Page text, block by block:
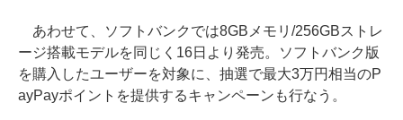
あわせて、ソフトバンクでは8GBメモリ/256GBストレ
ージ搭載モデルを同じく16日より発売。ソフトバンク版
を購入したユーザーを対象に、抽選で最大3万円相当のP
ayPayポイントを提供するキャンペーンも行なう。